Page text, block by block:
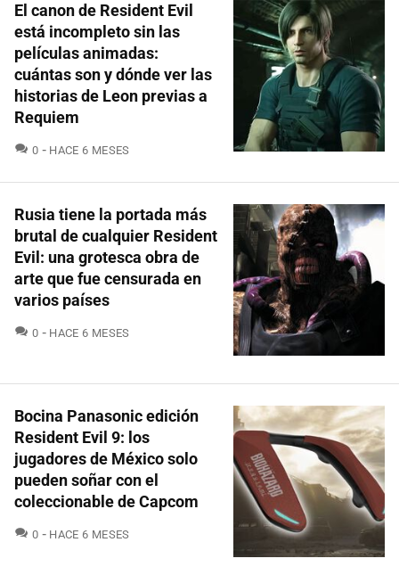
El canon de Resident Evil
está incompleto sin las
películas animadas:
cuántas son y dónde ver las
historias de Leon previas a
Requiem
0 COMENTARIOS
HACE 6 MESES
Rusia tiene la portada más
brutal de cualquier Resident
Evil: una grotesca obra de
arte que fue censurada en
varios países
0 COMENTARIOS
HACE 6 MESES
Bocina Panasonic edición
Resident Evil 9: los
jugadores de México solo
pueden soñar con el
coleccionable de Capcom
0 COMENTARIOS
HACE 6 MESES